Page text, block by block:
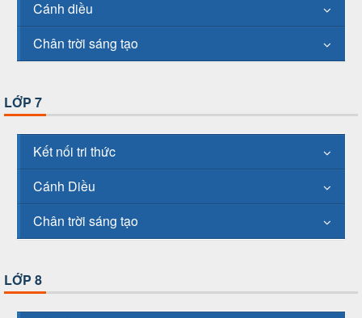
Cánh diều
Chân trời sáng tạo
LỚP 7
Kết nối tri thức
Cánh Diều
Chân trời sáng tạo
LỚP 8